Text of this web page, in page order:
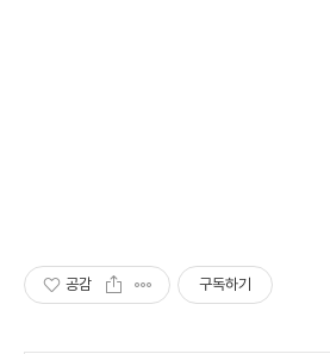
공감 구독하기